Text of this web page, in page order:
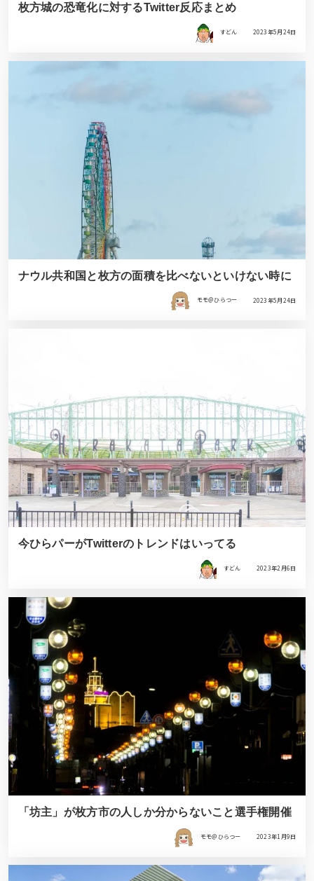
枚方城の恐竜化に対するTwitter反応まとめ
すどん 2023年5月24日
ナウル共和国と枚方の面積を比べないといけない時に
モモ＠ひらつー 2023年5月24日
今ひらパーがTwitterのトレンドはいってる
すどん 2023年2月6日
「坊主」が枚方市の人しか分からないこと選手権開催
モモ＠ひらつー 2023年1月9日